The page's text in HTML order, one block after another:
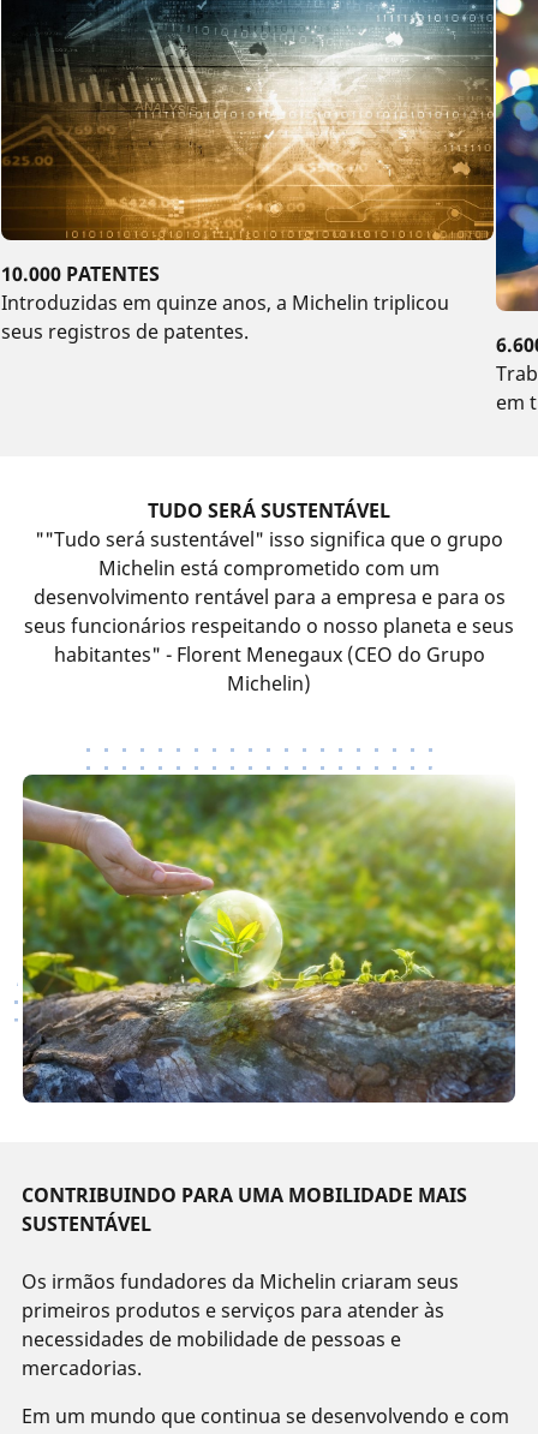
10.000 PATENTES
Introduzidas em quinze anos, a Michelin triplicou
seus registros de patentes.
em
TUDO SERÁ SUSTENTÁVEL
""Tudo será sustentável" isso significa que o grupo
Michelin está comprometido com um
desenvolvimento rentável para a empresa e para os
seus funcionários respeitando o nosso planeta e seus
habitantes" - Florent Menegaux (CEO do Grupo
Michelin)
CONTRIBUINDO PARA UMA MOBILIDADE MAIS
SUSTENTÁVEL
Os irmãos fundadores da Michelin criaram seus
primeiros produtos e serviços para atender às
necessidades de mobilidade de pessoas e
mercadorias.
Em um mundo que continua se desenvolvendo e com